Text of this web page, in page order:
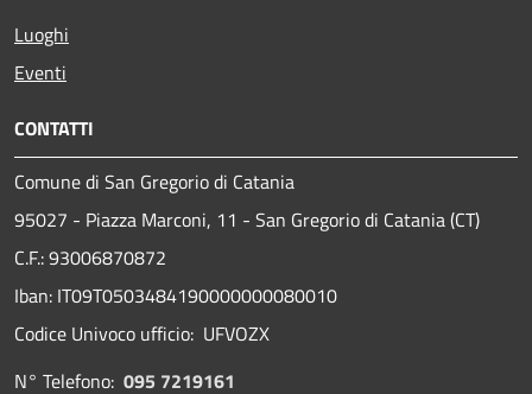
Luoghi
Eventi
CONTATTI
Comune di San Gregorio di Catania
95027 - Piazza Marconi, 11 - San Gregorio di Catania (CT)
C.F.: 93006870872
Iban: IT09T0503484190000000080010
Codice Univoco ufficio: UFVOZX
N° Telefono: 095 7219161